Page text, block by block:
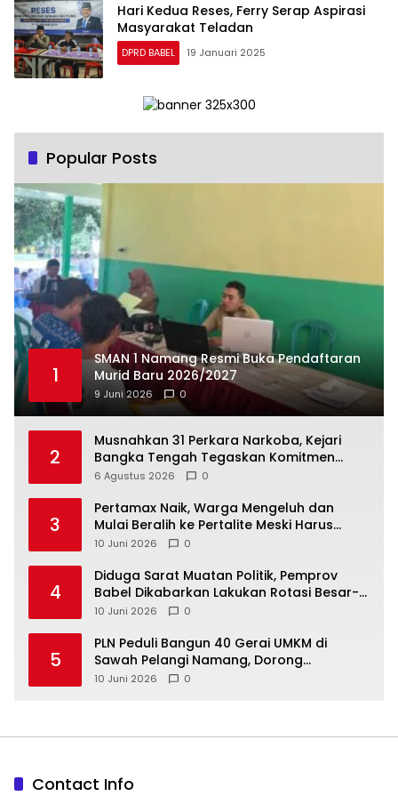
Hari Kedua Reses, Ferry Serap Aspirasi
Masyarakat Teladan
DPRD BABEL 19 Januari 2025
Popular Posts
1
SMAN 1 Namang Resmi Buka Pendaftaran
Murid Baru 2026/2027
9 Juni 2026 0
2
Musnahkan 31 Perkara Narkoba, Kejari
Bangka Tengah Tegaskan Komitmen
Berantas Kejahatan Hingga Tuntas
6 Agustus 2026 0
3
‎Pertamax Naik, Warga Mengeluh dan
Mulai Beralih ke Pertalite Meski Harus
10 Juni 2026 0
4
‎Diduga Sarat Muatan Politik, Pemprov
Babel Dikabarkan Lakukan Rotasi Besar-
10 Juni 2026 0
5
‎PLN Peduli Bangun 40 Gerai UMKM di
Sawah Pelangi Namang, Dorong
10 Juni 2026 0
Contact Info